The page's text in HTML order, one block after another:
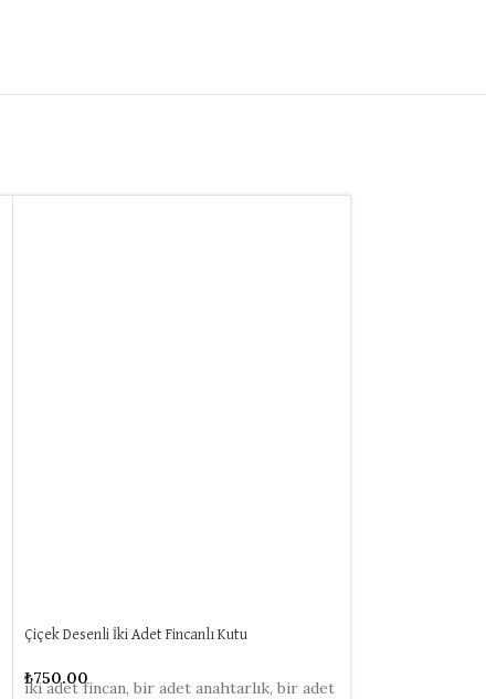
Çiçek Desenli İki Adet Fincanlı Kutu
₺750.00
iki adet fincan, bir adet anahtarlık, bir adet